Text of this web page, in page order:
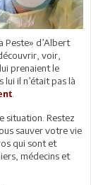
Peste» d’Albert
voir,
prenaient le
il n’était pas là
situation. Restez
sauver votre vie
qui sont et
médecins et